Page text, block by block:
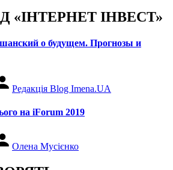
«ІНТЕРНЕТ ІНВЕСТ»
о будущем. Прогнозы и
Редакція Blog Imena.UA
на iForum 2019
Олена Мусієнко